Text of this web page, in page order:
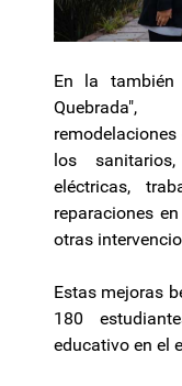
En la también
los
eléctricas,
reparaciones
otras
Estas mejoras
180
educativo en el